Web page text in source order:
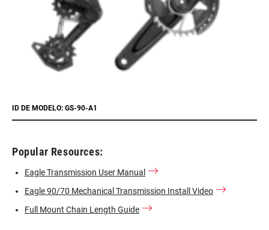
ID DE MODELO: GS-90-A1
Popular Resources:
Eagle Transmission User Manual
Eagle 90/70 Mechanical Transmission Install Video
Full Mount Chain Length Guide